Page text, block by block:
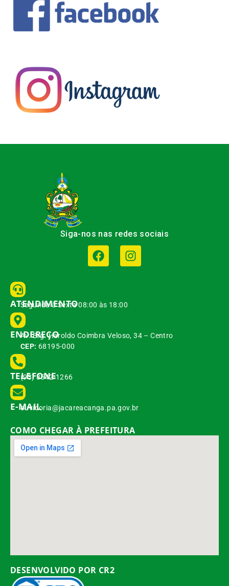
Siga-nos nas redes sociais
ATENDIMENTO
Segunda à Sexta 08:00 às 18:00
ENDEREÇO
Av. Brg. Haroldo Coimbra Veloso, 34 – Centro
CEP: 68195-000
TELEFONE
(93) 3542-1266
E-MAIL
ouvidoria@jacareacanga.pa.gov.br
COMO CHEGAR À PREFEITURA
DESENVOLVIDO POR CR2